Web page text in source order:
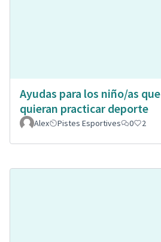
Ayudas para los niño/as que
quieran practicar deporte
Alex Pistes Esportives 0 2